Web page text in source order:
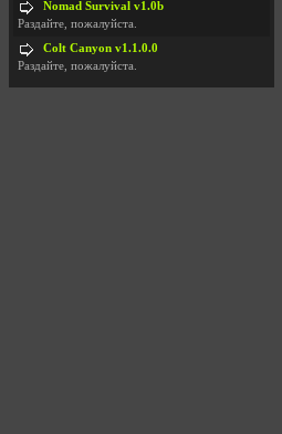
Nomad Survival v1.0b
Раздайте, пожалуйста.
Colt Canyon v1.1.0.0
Раздайте, пожалуйста.